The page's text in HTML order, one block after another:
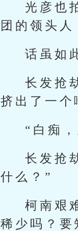
光彦也
团的领头
话虽如
长发抢
挤出了一个
“白痴
长发抢
什么？”
柯南艰
稀少吗？要